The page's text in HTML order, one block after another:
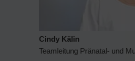
Cindy Kälin
Teamleitung Pränatal- und